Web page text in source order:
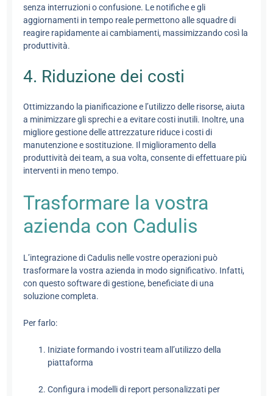
senza interruzioni o confusione. Le notifiche e gli
aggiornamenti in tempo reale permettono alle squadre di
reagire rapidamente ai cambiamenti, massimizzando così la
produttività.
4. Riduzione dei costi
Ottimizzando la pianificazione e l’utilizzo delle risorse, aiuta
a minimizzare gli sprechi e a evitare costi inutili. Inoltre, una
migliore gestione delle attrezzature riduce i costi di
manutenzione e sostituzione. Il miglioramento della
produttività dei team, a sua volta, consente di effettuare più
interventi in meno tempo.
Trasformare la vostra
azienda con Cadulis
L’integrazione di Cadulis nelle vostre operazioni può
trasformare la vostra azienda in modo significativo. Infatti,
con questo software di gestione, beneficiate di una
soluzione completa.
Per farlo:
Iniziate formando i vostri team all’utilizzo della
piattaforma
Configura i modelli di report personalizzati per